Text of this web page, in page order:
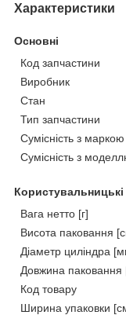
Характеристики
Основні
Код запчастини
Виробник
Стан
Тип запчастини
Сумісність з маркою
Сумісність з
Вага нетто [г]
Висота паковання
Діаметр циліндра
Довжина паковання
Код товару
Ширина упаковки